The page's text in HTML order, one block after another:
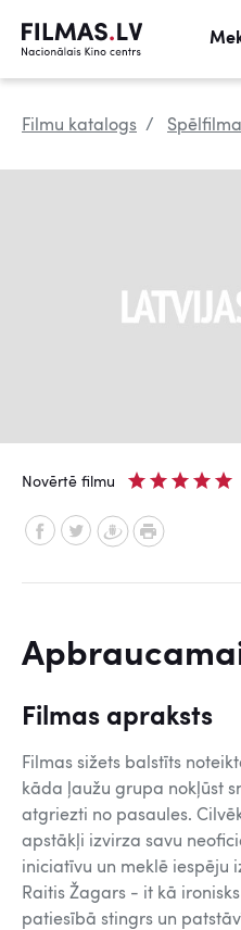
Filmu katalogs
Novērtē filmu
Filmas apraksts
Filmas sižets balstīts
kāda ļaužu grupa nokļūst
atgriezti no pasaules.
apstākļi izvirza savu
iniciatīvu un meklē iespēju
Raitis Žagars - it kā
patiesībā stingrs un